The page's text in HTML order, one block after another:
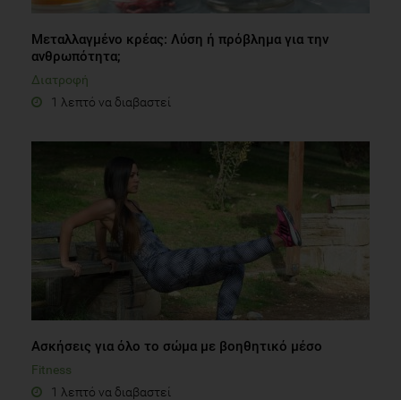
Μεταλλαγμένο κρέας: Λύση ή πρόβλημα για την
ανθρωπότητα;
Διατροφή
1 λεπτό να διαβαστεί
Ασκήσεις για όλο το σώμα με βοηθητικό μέσο
Fitness
1 λεπτό να διαβαστεί